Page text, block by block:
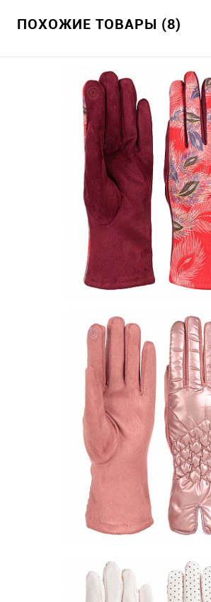
ПОХОЖИЕ ТОВАРЫ (8)
Цена по запросу
Запросить цену
Другие варианты товара
Цена по запросу